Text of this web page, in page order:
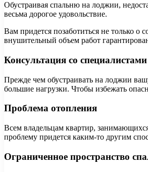
Обустраивая спальню на лоджии,
весьма дорогое удовольствие.
Вам придется позаботиться не только
внушительный объем работ
Консультация со специалистами
Прежде чем обустраивать на лоджии
большие нагрузки. Чтобы избежать
Проблема отопления
Всем владельцам квартир,
проблему придется каким-то другим
Ограниченное пространство